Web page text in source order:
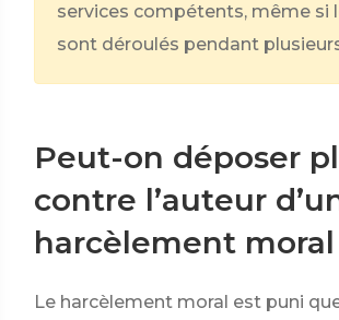
services compétents, même si
sont déroulés pendant
Peut-on déposer
contre l’auteur
harcèlement moral
Le harcèlement moral est puni